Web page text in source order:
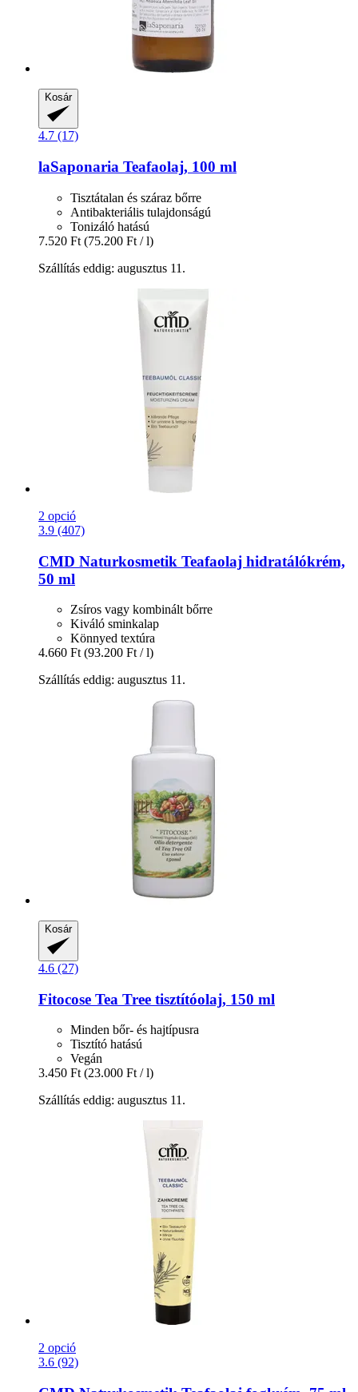
Kosár
4.7 (17)
laSaponaria Teafaolaj, 100 ml
Tisztátalan és száraz bőrre
Antibakteriális tulajdonságú
Tonizáló hatású
7.520 Ft (75.200 Ft / l)
Szállítás eddig: augusztus 11.
2 opció
3.9 (407)
CMD Naturkosmetik Teafaolaj hidratálókrém,
50 ml
Zsíros vagy kombinált bőrre
Kiváló sminkalap
Könnyed textúra
4.660 Ft (93.200 Ft / l)
Szállítás eddig: augusztus 11.
Kosár
4.6 (27)
Fitocose Tea Tree tisztítóolaj, 150 ml
Minden bőr- és hajtípusra
Tisztító hatású
Vegán
3.450 Ft (23.000 Ft / l)
Szállítás eddig: augusztus 11.
2 opció
3.6 (92)